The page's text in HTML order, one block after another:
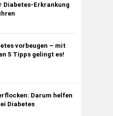
Diabetes-Erkrankung
vorbeugen – mit
5 Tipps gelingt es!
Darum helfen
Diabetes